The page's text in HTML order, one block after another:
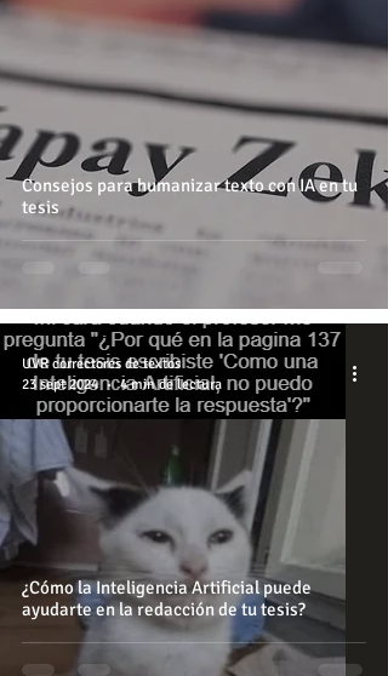
Consejos para humanizar texto con IA en tu
tesis
¿Cómo la Inteligencia Artificial puede
ayudarte en la redacción de tu tesis?
UVR correctores de textos
23 sept 2024
4 min de lectura